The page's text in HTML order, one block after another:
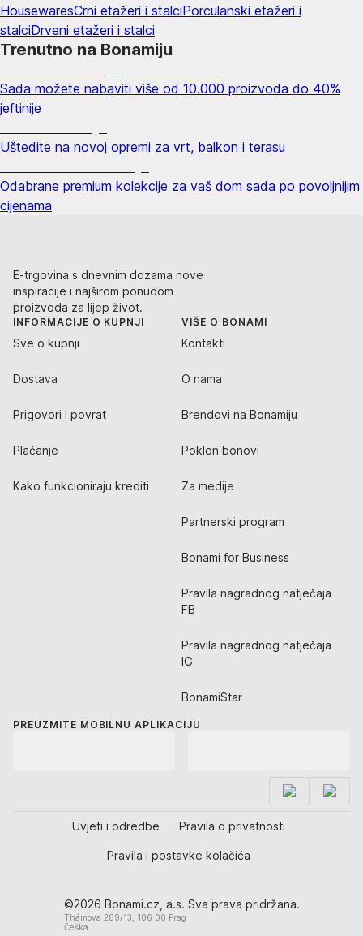
HousewaresCrni etažeri i stalciPorculanski etažeri i
stalciDrveni etažeri i stalci
Trenutno na Bonamiju
Sada možete nabaviti više od 10.000 proizvoda do 40%
jeftinije
Uštedite na novoj opremi za vrt, balkon i terasu
Odabrane premium kolekcije za vaš dom sada po povoljnijim
cijenama
E-trgovina s dnevnim dozama nove
inspiracije i najširom ponudom
proizvoda za lijep život.
INFORMACIJE O KUPNJI
Sve o kupnji
Dostava
Prigovori i povrat
Plaćanje
Kako funkcioniraju krediti
VIŠE O BONAMI
Kontakti
O nama
Brendovi na Bonamiju
Poklon bonovi
Za medije
Partnerski program
Bonami for Business
Pravila nagradnog natječaja
FB
Pravila nagradnog natječaja
IG
BonamiStar
PREUZMITE MOBILNU APLIKACIJU
Uvjeti i odredbe Pravila o privatnosti
Pravila i postavke kolačića
©2026 Bonami.cz, a.s. Sva prava pridržana.
Thámova 289/13, 186 00 Prag
Češka